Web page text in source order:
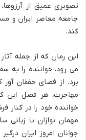
تصویری عمیق از
جامعه معاصر ایران و
کند.
این رمان که از جمله
می رود، خواننده را به
برد. از فضای خفقان آور
مهاجرت، هر فصل این
خواننده خود را در
مهمان نوازان با زبانی
جوانان امروز ایران